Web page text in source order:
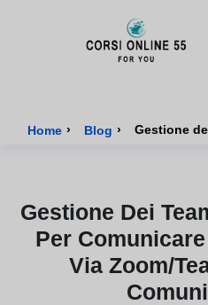
Home › Blog › Gestione
Gestione Dei
Per
Via Zoom/